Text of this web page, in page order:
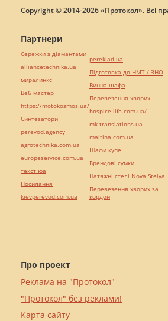
Copyright © 2014-2026 «Протокол». Всі
Про проект
Реклама на "Протокол"
"Протокол" без реклами!
Карта сайту
Партнери
Сережки з діамантами
alliancetechnika.ua
миралинкс
Веб мастер
https://motokosmos.ua/
Синтезатори
perevod.agency
agrotechnika.com.ua
europeservice.com.ua
текст юа
Посилання
kievperevod.com.ua
pereklad.ua
Підготовка до НМТ / ЗНО
Винна шафа
Перевезення хворих
hospice-life.com.ua/
mk-translations.ua
maltina.com.ua
Шафи купе
Брендові сумки
Натяжні стелі Nova Stelya
Перевезення хворих за
кордон